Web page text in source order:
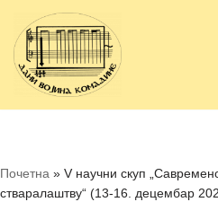
Скочи
на
садржај
Почетна » V научни скуп
стваралаштву“ (13-16. децембар